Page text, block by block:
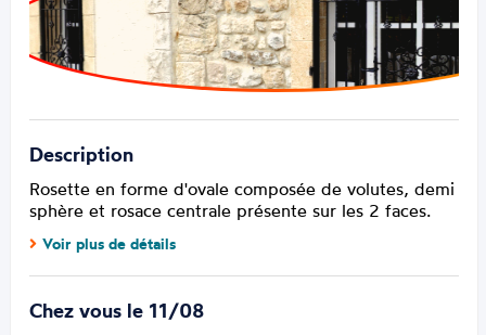
Description
Rosette en forme d'ovale composée de volutes, demi
sphère et rosace centrale présente sur les 2 faces.
Voir plus de détails
Chez vous le 11/08